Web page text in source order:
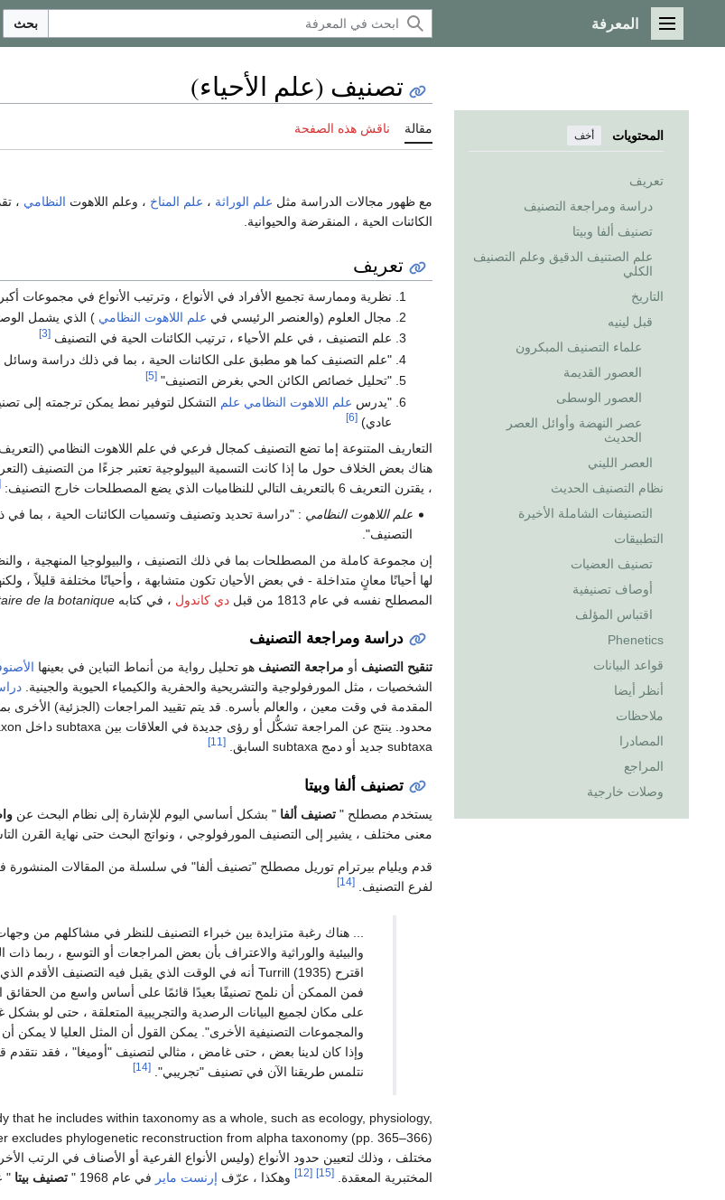
القائمة الرئيسية
المعرفة بحث
المحتويات أخف
تعريف
دراسة ومراجعة التصنيف
تصنيف ألفا وبيتا
علم الصتنيف الدقيق وعلم التصنيف
الكلي
التاريخ
قبل لينيه
علماء التصنيف المبكرون
العصور القديمة
العصور الوسطى
عصر النهضة وأوائل العصر
الحديث
العصر الليني
نظام التصنيف الحديث
التصنيفات الشاملة الأخيرة
التطبيقات
تصنيف العضيات
أوصاف تصنيفية
اقتباس المؤلف
Phenetics
قواعد البيانات
أنظر أيضا
ملاحظات
المصادرا
المراجع
وصلات خارجية
تصنيف (علم الأحياء)
مقالة ناقش هذه الصفحة
مع ظهور مجالات الدراسة مثل علم الوراثة ، علم المناخ ، وعلم اللاهوت النظامي ،
الكائنات الحية ، المنقرضة والحيوانية.
تعريف
نظرية وممارسة تجميع الأفراد في الأنواع ، وترتيب الأنواع في مجموعات
مجال العلوم (والعنصر الرئيسي في علم اللاهوت النظامي ) الذي يشمل
علم التصنيف ، في علم الأحياء ، ترتيب الكائنات الحية في التصنيف [3]
"علم التصنيف كما هو مطبق على الكائنات الحية ، بما في ذلك دراسة وسائل
"تحليل خصائص الكائن الحي بغرض التصنيف" [5]
"يدرس علم اللاهوت النظامي علم التشكل لتوفير نمط يمكن ترجمته إلى
عادي) [6]
هناك بعض الخلاف حول ما إذا كانت التسمية البيولوجية تعتبر جزءًا من التصنيف (التعريفان 1 و 2) أو جزءًا من علم اللاهوت النظامي خارج
، يقترن التعريف 6 بالتعريف التالي للنظاميات الذي يضع المصطلحات خارج التصنيف:
علم اللاهوت النظامي : "دراسة تحديد وتصنيف وتسميات الكائنات الحية ، بما في
التصنيف".
إن مجموعة كاملة من المصطلحات بما في ذلك التصنيف ، والبيولوجيا المنهجية ،
لها أحيانًا معانٍ متداخلة - في بعض الأحيان تكون متشابهة ، وأحيانًا مختلفة قليلاً ،
المصطلح نفسه في عام 1813 من قبل
دي كاندول ، في كتابه de la botanique
دراسة ومراجعة التصنيف
تنقيح التصنيف أو مراجعة التصنيف هو تحليل رواية من أنماط التباين في بعينها
الشخصيات ، مثل المورفولوجية والتشريحية والحفرية والكيمياء الحيوية والجينية.
المقدمة في وقت معين ، والعالم بأسره. قد يتم تقييد المراجعات (الجزئية)
subtaxa جديد أو دمج subtaxa السابق.
[11]
تصنيف ألفا وبيتا
يستخدم مصطلح " تصنيف ألفا " بشكل أساسي اليوم للإشارة إلى نظام البحث عن
معنى مختلف ، يشير إلى التصنيف المورفولوجي ، ونواتج البحث حتى نهاية القرن
لفرع التصنيف.
[14]
... هناك رغبة متزايدة بين خبراء التصنيف للنظر في مشاكلهم من
والبيئية والوراثية والاعتراف بأن بعض المراجعات أو التوسع ، ربما
فمن الممكن أن نلمح تصنيفًا بعيدًا قائمًا على أساس واسع من الحقائق
على مكان لجميع البيانات الرصدية والتجريبية المتعلقة ، حتى لو
والمجموعات التصنيفية الأخرى". يمكن القول أن المثل العليا لا
وإذا كان لدينا بعض ، حتى غامض ، مثالي لتصنيف "أوميغا" ، فقد نتقدم
نتلمس طريقنا الآن في تصنيف "تجريبي".
[14]
he includes within taxonomy as a whole, such as ecology, physiology,
مختلف ، وذلك لتعيين حدود الأنواع (وليس الأنواع الفرعية أو الأصناف في الرتب
المختبرية المعقدة.
[15]
[12] وهكذا ، عرّف إرنست ماير في عام 1968 " تصنيف بيتا "